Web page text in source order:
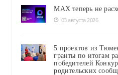
MAX теперь не
03 августа 2026
5 проектов из
гранты по итогам
победителей
родительских